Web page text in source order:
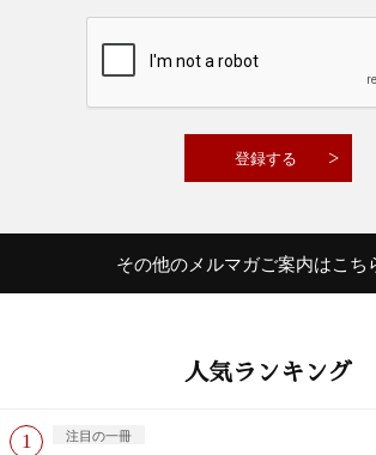
その他のメルマガご案内はこち
人気ランキング
注目の一冊